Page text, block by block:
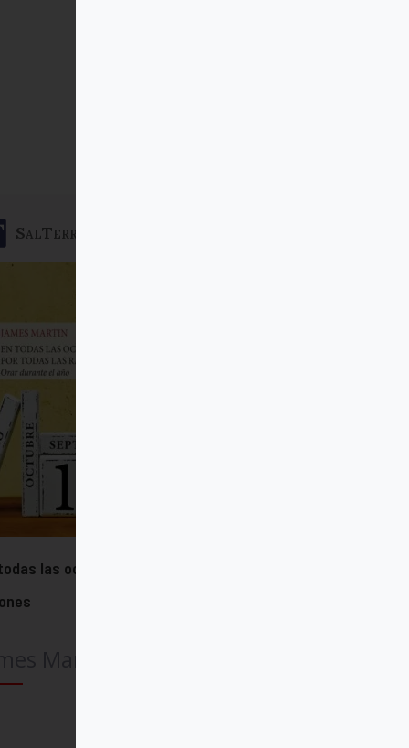
SalTerrae
las ocasiones, por todas las